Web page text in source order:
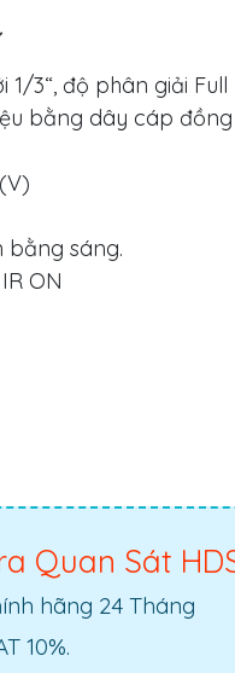
3“, độ phân giải Full
bằng dây cáp
bằng sáng.
ON
Quan Sát
hãng 24 Tháng
10%.